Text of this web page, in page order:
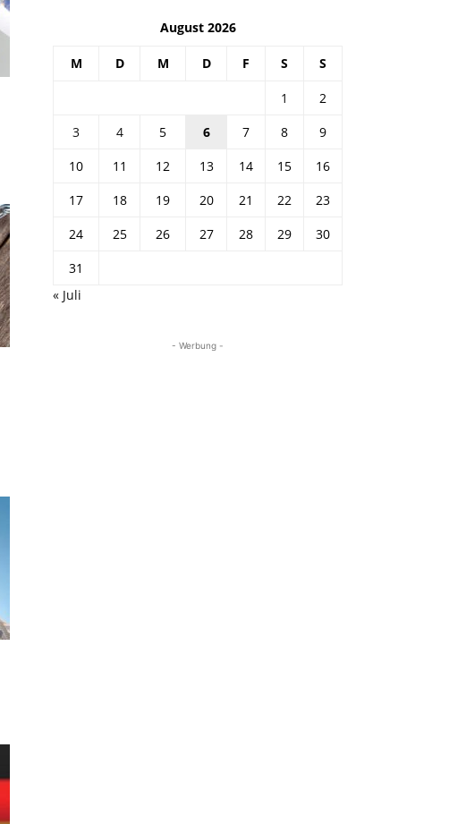
August 2026
M D M D F S S
1
2
3
4 5 6 7 8
9
10
11 12 13 14 15
16
17
18 19 20 21 22
23
24
25 26 27 28 29
30
31
« Juli
- Werbung -